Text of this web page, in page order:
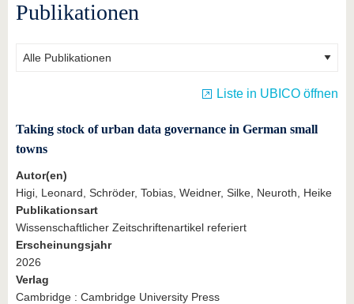
Publikationen
Liste in UBICO öffnen
Taking stock of urban data governance in German small
towns
Autor(en)
Higi, Leonard, Schröder, Tobias, Weidner, Silke, Neuroth, Heike
Publikationsart
Wissenschaftlicher Zeitschriftenartikel referiert
Erscheinungsjahr
2026
Verlag
Cambridge : Cambridge University Press